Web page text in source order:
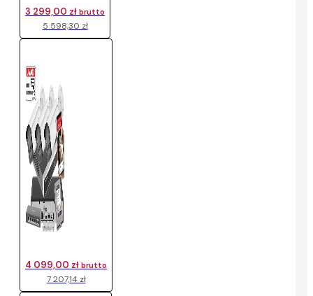
5 598,30 zł
3 299,00 zł brutto
7 207,14 zł
4 099,00 zł brutto